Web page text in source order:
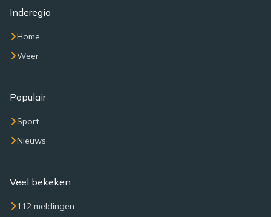
Inderegio
Home
Weer
Populair
Sport
Nieuws
Veel bekeken
112 meldingen